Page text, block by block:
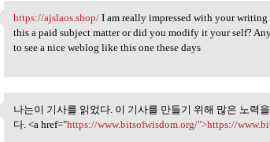
https://ajslaos.shop/ I am
https://ajslaos.shop/ I am really impressed with your
this a paid subject matter or did you modify it your self?
to see a nice weblog like this one these days
나는이 기사를 읽었다. 이 기사를 만
나는이 기사를 읽었다. 이 기사를 만들기 위해 많은 노력
다. <a href="https://www.bitsofwisdom.org/">https://